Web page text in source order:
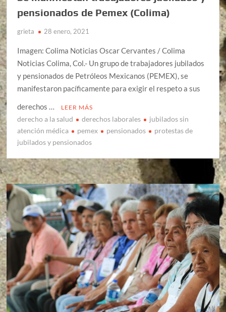
pensionados de Pemex (Colima)
grieta 28 enero, 2021
Imagen: Colima Noticias Oscar Cervantes / Colima
Noticias Colima, Col.- Un grupo de trabajadores jubilados
y pensionados de Petróleos Mexicanos (PEMEX), se
manifestaron pacíficamente para exigir el respeto a sus
derechos …
LEER MÁS
derecho a la salud derechos laborales
jubilados sin
atención médica
pemex pensionados
protestas de
jubilados y pensionados